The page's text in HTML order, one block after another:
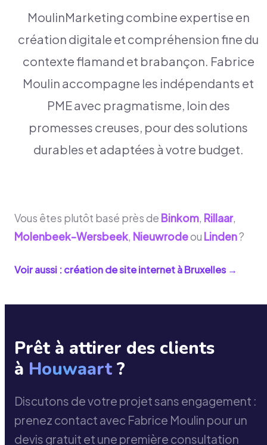
MoulinMarketing combine expertise en
création digitale et compréhension fine du
contexte flamand et brabançon. Fabrice
Moulin accompagne les indépendants et
PME avec pragmatisme, loin des
promesses creuses, pour des solutions
durables et adaptées à votre budget.
Vous êtes plutôt basé près de Binkom, Rillaar,
Molenbeek-Wersbeek, Nieuwrodeou Linden?
Voir aussi : création de site internet àBruxelles→
Prêt à attirer des clients
à Houwaart ?
Discutons de votre projet sans engagement :
prenez contact avec Fabrice Moulin pour un
devis gratuit et une première consultation